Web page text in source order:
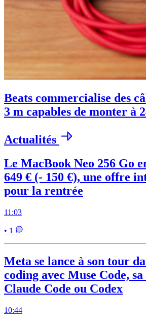
Beats commercialise des
3 m capables de monter à
Actualités
Le MacBook Neo 256 Go
649 € (- 150 €), une offre
pour la rentrée
11:03
• 1
Meta se lance à son tour
coding avec Muse Code, sa
Claude Code ou Codex
10:44